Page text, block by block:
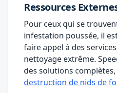
Ressources
Pour ceux qui se
infestation poussée, il
faire appel à des
nettoyage extrême.
des solutions
destruction de nids de